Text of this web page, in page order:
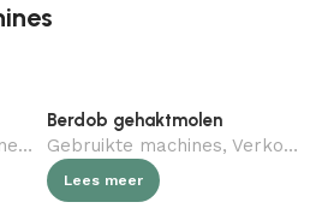
, Verkocht (gebruikt), Slagerij
Berdob gehaktmolen
Gebruikte machines, Verkocht (gebruikt)
Lees meer